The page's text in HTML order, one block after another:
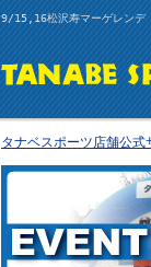
9/15,16松沢寿マーゲレンデ
タナベスポーツ店舗公式